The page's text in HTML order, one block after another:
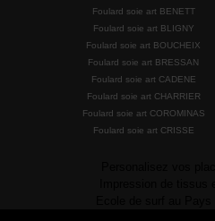
Foulard soie art BENETT
Foulard soie art BLIGNY
Foulard soie art BOUCHEIX
Foulard soie art BRESSAN
Foulard soie art CADENE
Foulard soie art CHARRIER
Foulard soie art COROMINAS
Foulard soie art CRISSE